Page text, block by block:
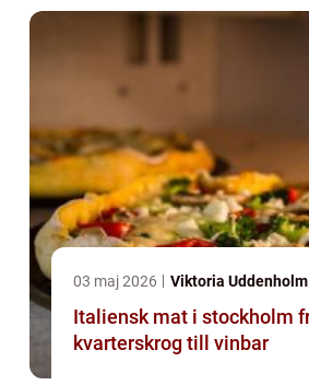
03 maj 2026 Viktoria Uddenholm
Italiensk mat i stockholm från
kvarterskrog till vinbar